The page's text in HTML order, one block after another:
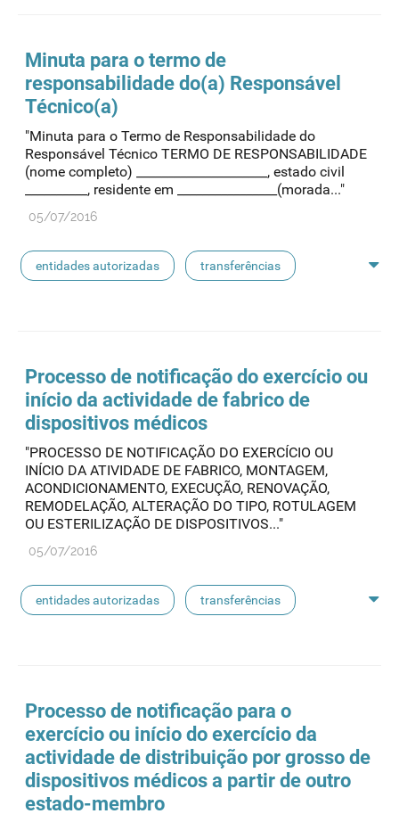
Minuta para o termo de
responsabilidade do(a) Responsável
Técnico(a)
"Minuta para o Termo de Responsabilidade do
Responsável Técnico TERMO DE RESPONSABILIDADE
(nome completo) _____________________, estado civil
__________, residente em ________________(morada..."
05/07/2016
entidades autorizadas transferências
Processo de notificação do exercício ou
início da actividade de fabrico de
dispositivos médicos
"PROCESSO DE NOTIFICAÇÃO DO EXERCÍCIO OU
INÍCIO DA ATIVIDADE DE FABRICO, MONTAGEM,
ACONDICIONAMENTO, EXECUÇÃO, RENOVAÇÃO,
REMODELAÇÃO, ALTERAÇÃO DO TIPO, ROTULAGEM
OU ESTERILIZAÇÃO DE DISPOSITIVOS..."
05/07/2016
entidades autorizadas transferências
Processo de notificação para o
exercício ou início do exercício da
actividade de distribuição por grosso de
dispositivos médicos a partir de outro
estado-membro